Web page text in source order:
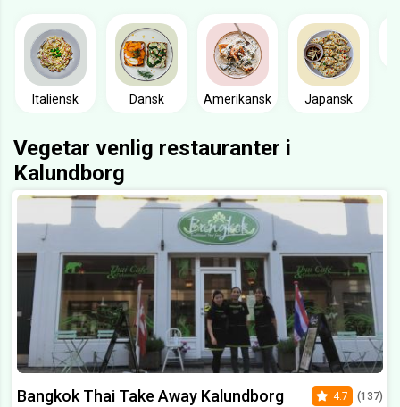
Italiensk Dansk Amerikansk Japansk
Vegetar venlig restauranter i
Kalundborg
Bangkok Thai Take Away Kalundborg 4.7 (137)